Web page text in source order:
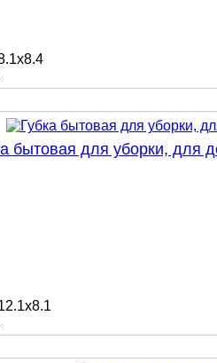
бытовая для уборки, для